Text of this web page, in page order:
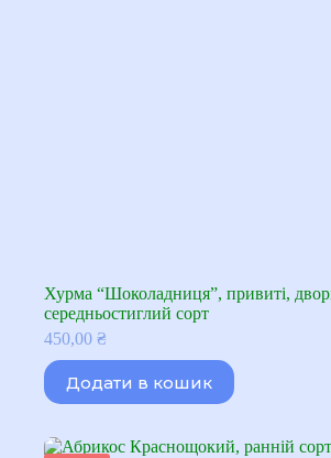
Хурма “Шоколадниця”, привиті,
середньостиглий сорт
450,00 ₴
Додати в кошик